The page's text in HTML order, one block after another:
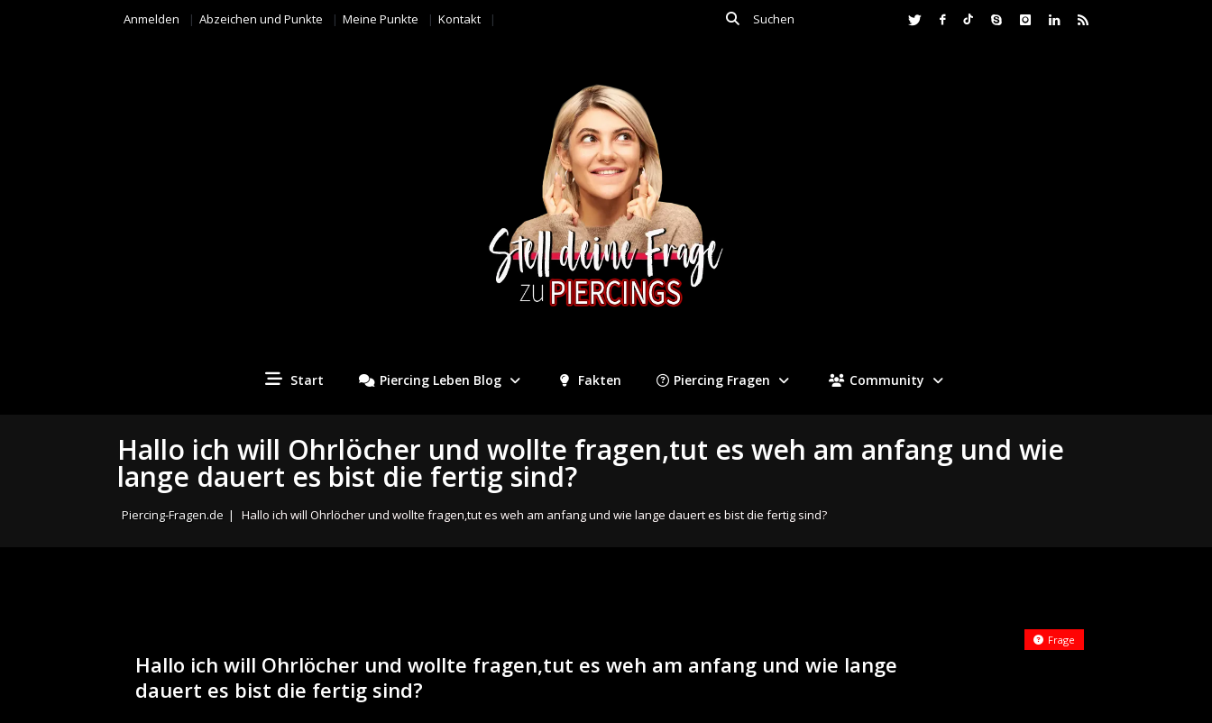
Anmelden Abzeichen und Punkte Meine Punkte Kontakt
Start Piercing Leben Blog Fakten Piercing Fragen Community
Hallo ich will Ohrlöcher und wollte fragen,tut es weh am anfang und wie
lange dauert es bist die fertig sind?
Piercing-Fragen.de | Hallo ich will Ohrlöcher und wollte fragen,tut es weh am anfang und wie lange dauert es bist die fertig sind?
Hallo ich will Ohrlöcher und wollte fragen,tut es weh am anfang und wie lange
dauert es bist die fertig sind?
Frage